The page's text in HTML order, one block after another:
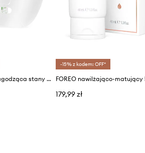
FOREO maseczka łagodząca stany zapalne do cery mieszanej w płachcie Farm To Face Sheet Mask 3-pack
-15% z kodem: OFF*
179,99 zł